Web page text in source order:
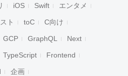
iOS Swift エンタメ
ト toC C向け
GCP GraphQL Next
TypeScript Frontend
企画